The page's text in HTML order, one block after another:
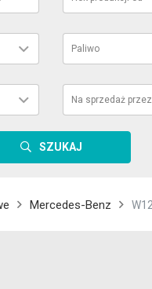
Paliwo
Na sprzedaż przez
SZUKAJ
Mercedes-Benz